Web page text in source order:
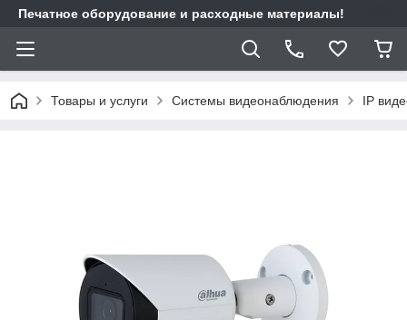
Печатное оборудование и расходные материалы!
Товары и услуги Системы видеонаблюдения IP